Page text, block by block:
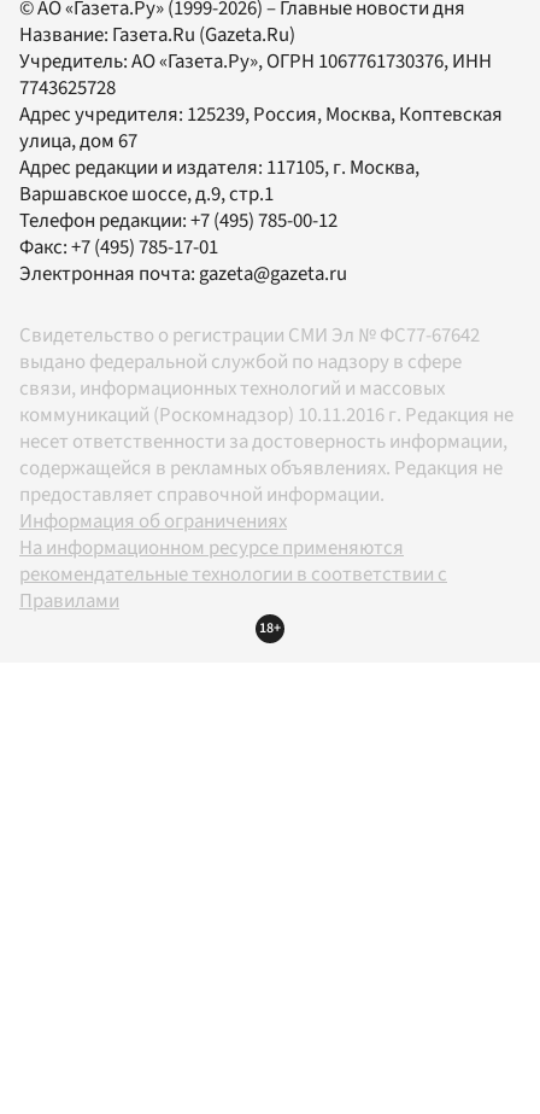
© АО «Газета.Ру» (1999-2026) – Главные новости дня
Название: Газета.Ru (Gazeta.Ru)
Учредитель:АО «Газета.Ру», ОГРН 1067761730376, ИНН
7743625728
Адрес учредителя: 125239, Россия, Москва, Коптевская
улица, дом 67
Адрес редакции и издателя: 117105, г. Москва,
Варшавское шоссе, д.9, стр.1
Телефон редакции:+7 (495) 785-00-12
Факс:+7 (495) 785-17-01
Электронная почта:gazeta@gazeta.ru
Свидетельство о регистрации СМИ Эл № ФС77-67642
выдано федеральной службой по надзору в сфере
связи, информационных технологий и массовых
коммуникаций (Роскомнадзор) 10.11.2016 г. Редакция не
несет ответственности за достоверность информации,
содержащейся в рекламных объявлениях. Редакция не
предоставляет справочной информации.
Информация об ограничениях
На информационном ресурсе применяются
рекомендательные технологии в соответствии с
Правилами
18+